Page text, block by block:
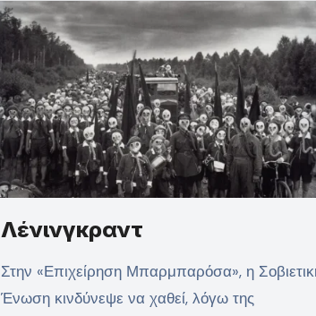
Λένινγκραντ
Στην «Επιχείρηση Μπαρμπαρόσα», η Σοβιετική
Ένωση κινδύνεψε να χαθεί, λόγω της